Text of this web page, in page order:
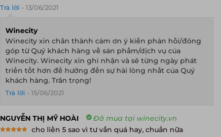
out of 5
Trả lời • 13/06/2021
Winecity
Winecity xin chân thành cảm ơn ý kiến phản hồi/đóng
góp từ Quý khách hàng về sản phẩm/dịch vụ của
Winecity. Winecity xin ghi nhận và sẽ từng ngày phát
triển tốt hơn để hướng đến sự hài lòng nhất của Quý
khách hàng. Trân trọng!
Trả lời • 15/06/2021
NGUYỄN THỊ MỸ HOÀI Đã mua tại winecity.vn
cho liền 5 sao vì tư vấn quá hay, chuẩn nữa